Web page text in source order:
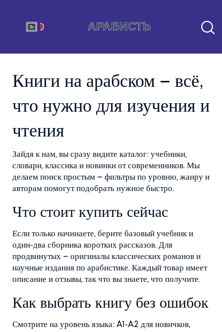
Книги на арабском – всё,
что нужно для изучения и
чтения
Зайдя к нам, вы сразу видите каталог: учебники,
словари, классика и новинки от современников. Мы
делаем поиск простым – фильтры по уровню, жанру и
авторам помогут подобрать нужное быстро.
Что стоит купить сейчас
Если только начинаете, берите базовый учебник и
один‑два сборника коротких рассказов. Для
продвинутых – оригиналы классических романов и
научные издания по арабистике. Каждый товар имеет
описание и отзывы, так что вы знаете, что получите.
Как выбрать книгу без ошибок
Смотрите на уровень языка: A1‑A2 для новичков,